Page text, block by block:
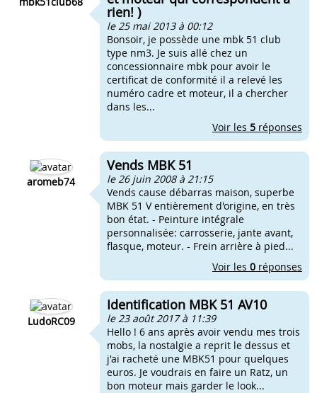
rien! )
le 25 mai 2013 à 00:12
Bonsoir, je possède une mbk 51 club
type nm3. Je suis allé chez un
concessionnaire mbk pour avoir le
certificat de conformité il a relevé les
numéro cadre et moteur, il a chercher
dans les...
Voir les 5 réponses
aromeb74
Vends MBK 51
le 26 juin 2008 à 21:15
Vends cause débarras maison, superbe
MBK 51 V entièrement d'origine, en très
bon état. - Peinture intégrale
personnalisée: carrosserie, jante avant,
flasque, moteur. - Frein arrière à pied...
Voir les 0 réponses
LudoRC09
Identification MBK 51 AV10
le 23 août 2017 à 11:39
Hello ! 6 ans après avoir vendu mes trois
mobs, la nostalgie a reprit le dessus et
j'ai racheté une MBK51 pour quelques
euros. Je voudrais en faire un Ratz, un
bon moteur mais garder le look...